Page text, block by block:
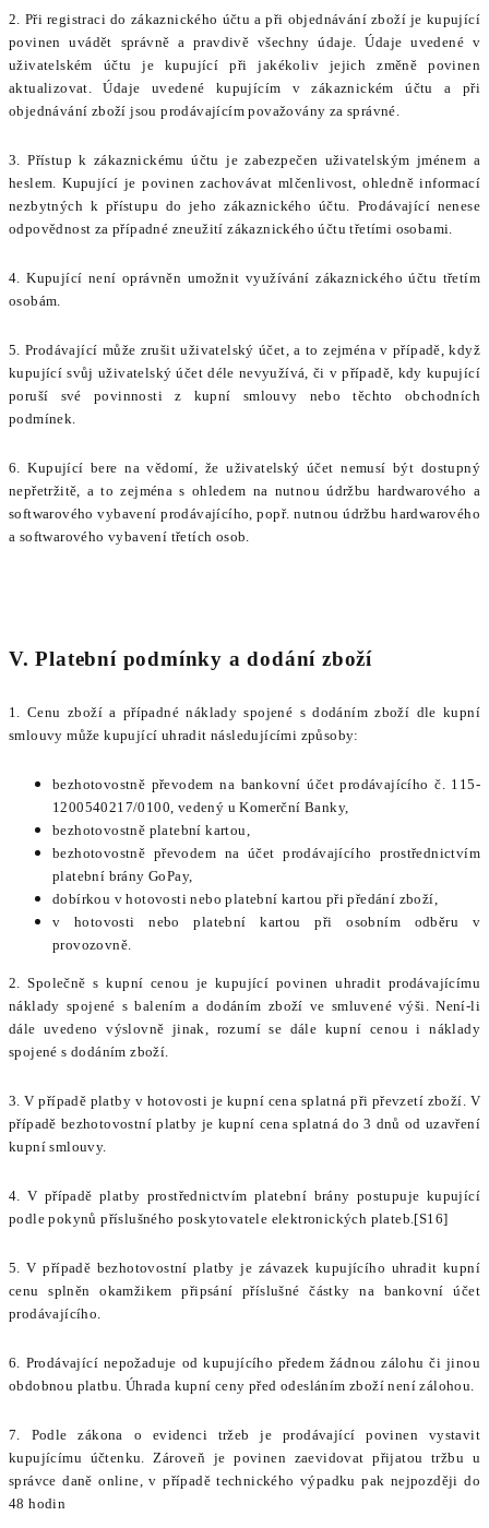
2. Při registraci do zákaznického účtu a při objednávání zboží je kupující
povinen uvádět správně a pravdivě všechny údaje. Údaje uvedené v
uživatelském účtu je kupující při jakékoliv jejich změně povinen
aktualizovat. Údaje uvedené kupujícím v zákaznickém účtu a při
objednávání zboží jsou prodávajícím považovány za správné.
3. Přístup k zákaznickému účtu je zabezpečen uživatelským jménem a
heslem. Kupující je povinen zachovávat mlčenlivost, ohledně informací
nezbytných k přístupu do jeho zákaznického účtu. Prodávající nenese
odpovědnost za případné zneužití zákaznického účtu třetími osobami.
4. Kupující není oprávněn umožnit využívání zákaznického účtu třetím
osobám.
5. Prodávající může zrušit uživatelský účet, a to zejména v případě, když
kupující svůj uživatelský účet déle nevyužívá, či v případě, kdy kupující
poruší své povinnosti z kupní smlouvy nebo těchto obchodních
podmínek.
6. Kupující bere na vědomí, že uživatelský účet nemusí být dostupný
nepřetržitě, a to zejména s ohledem na nutnou údržbu hardwarového a
softwarového vybavení prodávajícího, popř. nutnou údržbu hardwarového
a softwarového vybavení třetích osob.
V. Platební podmínky a dodání zboží
1. Cenu zboží a případné náklady spojené s dodáním zboží dle kupní
smlouvy může kupující uhradit následujícími způsoby:
bezhotovostně převodem na bankovní účet prodávajícího č. 115-
1200540217/0100, vedený u Komerční Banky,
bezhotovostně platební kartou,
bezhotovostně převodem na účet prodávajícího prostřednictvím
platební brány GoPay,
dobírkou v hotovosti nebo platební kartou při předání zboží,
v hotovosti nebo platební kartou při osobním odběru v
provozovně.
2. Společně s kupní cenou je kupující povinen uhradit prodávajícímu
náklady spojené s balením a dodáním zboží ve smluvené výši. Není-li
dále uvedeno výslovně jinak, rozumí se dále kupní cenou i náklady
spojené s dodáním zboží.
3. V případě platby v hotovosti je kupní cena splatná při převzetí zboží. V
případě bezhotovostní platby je kupní cena splatná do 3 dnů od uzavření
kupní smlouvy.
4. V případě platby prostřednictvím platební brány postupuje kupující
podle pokynů příslušného poskytovatele elektronických plateb.[S16]
5. V případě bezhotovostní platby je závazek kupujícího uhradit kupní
cenu splněn okamžikem připsání příslušné částky na bankovní účet
prodávajícího.
6. Prodávající nepožaduje od kupujícího předem žádnou zálohu či jinou
obdobnou platbu. Úhrada kupní ceny před odesláním zboží není zálohou.
7. Podle zákona o evidenci tržeb je prodávající povinen vystavit
kupujícímu účtenku. Zároveň je povinen zaevidovat přijatou tržbu u
správce daně online, v případě technického výpadku pak nejpozději do
48 hodin